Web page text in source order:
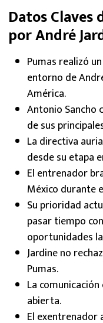
Datos Claves
por André
Pumas realizó
entorno de
América.
Antonio Sancho
de sus
La directiva
desde su etapa
El entrenador
México durante
Su prioridad
pasar tiempo
oportunidades
Jardine no
Pumas.
La
abierta.
El exentrenador